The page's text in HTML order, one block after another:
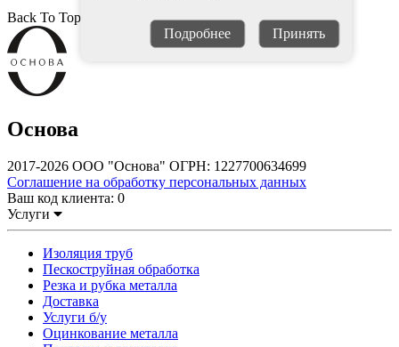
Back To Top
Основа
2017-2026 ООО "Основа" ОГРН: 1227700634699
Соглашение на обработку персональных данных
Ваш код клиента: 0
Услуги
Изоляция труб
Пескоструйная обработка
Резка и рубка металла
Доставка
Услуги б/у
Оцинкование металла
Подробнее Принять